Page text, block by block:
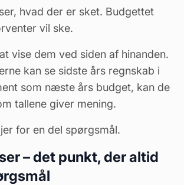
hvad der er sket. Budgettet
vil ske.
vise dem ved siden af hinanden.
kan se sidste års regnskab i
som næste års budget, kan de
tallene giver mening.
for en del spørgsmål.
– det punkt, der altid